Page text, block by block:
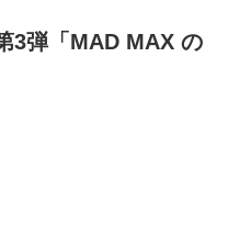
3弾「MAD MAX の